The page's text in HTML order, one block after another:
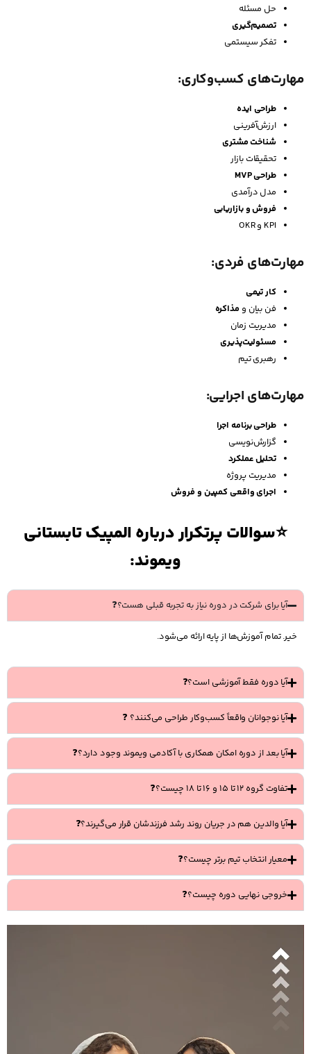
حل مسئله
تصمیم‌گیری
تفکر سیستمی
مهارت‌های کسب‌وکاری:
طراحی ایده
ارزش‌آفرینی
شناخت مشتری
تحقیقات بازار
طراحیMVP
مدل درآمدی
فروش و بازاریابی
KPI و OKR
مهارت‌های فردی:
کار تیمی
فن بیان و مذاکره
مدیریت زمان
مسئولیت‌پذیری
رهبری تیم
مهارت‌های اجرایی:
طراحی برنامه اجرا
گزارش‌نویسی
تحلیل عملکرد
مدیریت پروژه
اجرای واقعی کمپین و فروش
⭐سوالات پرتکرار درباره المپیک تابستانی
ویموند:
آیا برای شرکت در دوره نیاز به تجربه قبلی هست؟❓
خیر. تمام آموزش‌ها از پایه ارائه می‌شود.
آیا دوره فقط آموزشی است؟❓
آیا نوجوانان واقعاً کسب‌وکار طراحی می‌کنند؟ ❓
آیا بعد از دوره امکان همکاری با آکادمی ویموند وجود دارد؟❓
تفاوت گروه ۱۲ تا ۱۵ و ۱۶ تا ۱۸ چیست؟❓
آیا والدین هم در جریان روند رشد فرزندشان قرار می‌گیرند؟❓
معیار انتخاب تیم برتر چیست؟❓
خروجی نهایی دوره چیست؟❓